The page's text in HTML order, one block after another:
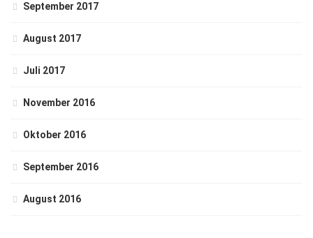
September 2017
August 2017
Juli 2017
November 2016
Oktober 2016
September 2016
August 2016